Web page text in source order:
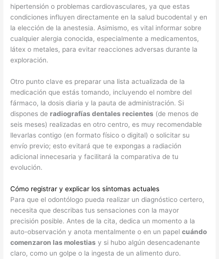
hipertensión o problemas cardiovasculares, ya que estas
condiciones influyen directamente en la salud bucodental y en
la elección de la anestesia. Asimismo, es vital informar sobre
cualquier alergia conocida, especialmente a medicamentos,
látex o metales, para evitar reacciones adversas durante la
exploración.
Otro punto clave es preparar una lista actualizada de la
medicación que estás tomando, incluyendo el nombre del
fármaco, la dosis diaria y la pauta de administración. Si
dispones de radiografías dentales recientes (de menos de
seis meses) realizadas en otro centro, es muy recomendable
llevarlas contigo (en formato físico o digital) o solicitar su
envío previo; esto evitará que te expongas a radiación
adicional innecesaria y facilitará la comparativa de tu
evolución.
Cómo registrar y explicar los síntomas actuales
Para que el odontólogo pueda realizar un diagnóstico certero,
necesita que describas tus sensaciones con la mayor
precisión posible. Antes de la cita, dedica un momento a la
auto-observación y anota mentalmente o en un papelcuándo
comenzaron las molestias y si hubo algún desencadenante
claro, como un golpe o la ingesta de un alimento duro.